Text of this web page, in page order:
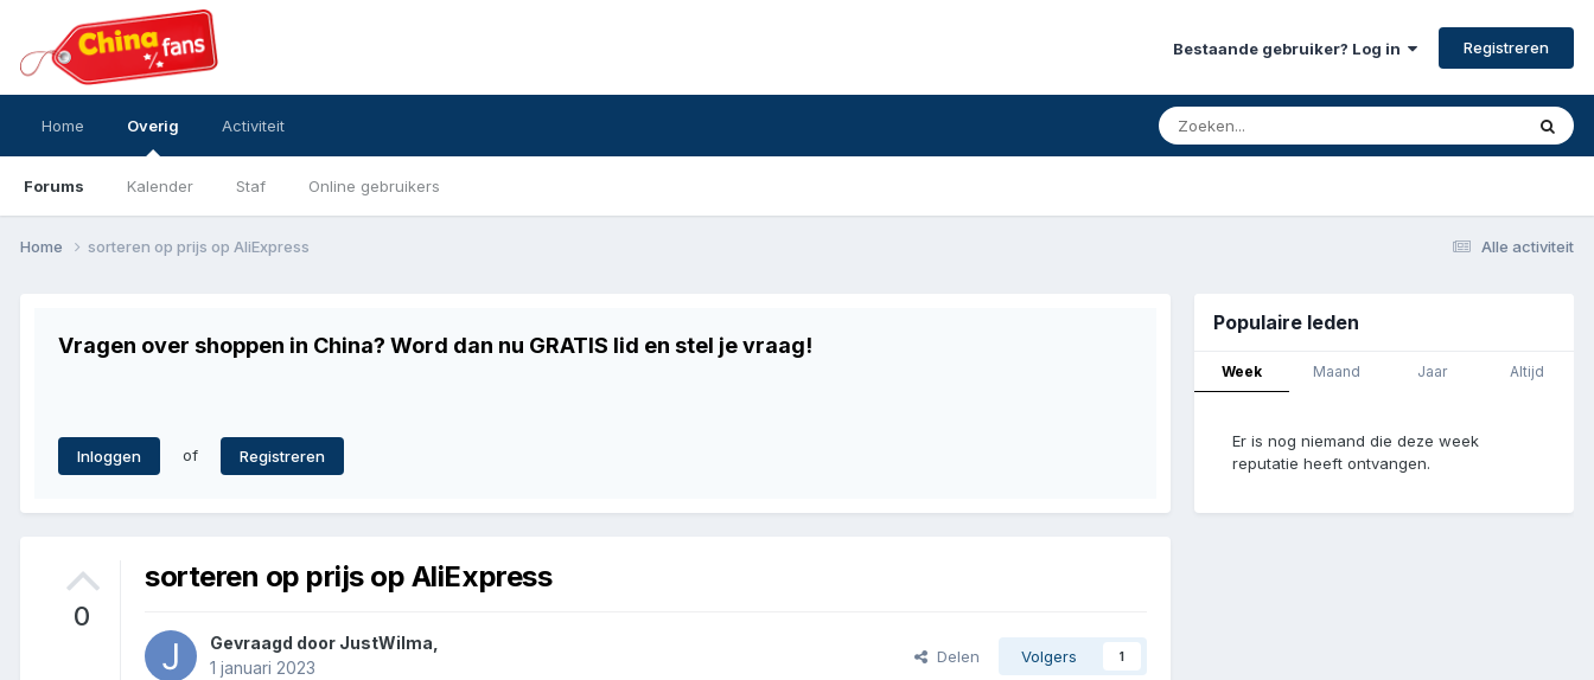
Bestaande gebruiker? Log in Registreren
Home Overig
Forums Kalender Staf Online gebruikers
Activiteit
Alle activiteit
Home sorteren op prijs op AliExpress
Vragen over shoppen in China? Word dan nu GRATIS lid en stel je vraag!
Inloggen of Registreren
0
sorteren op prijs op AliExpress
Gevraagd door JustWilma
1 januari 2023
Delen Volgers 1
Populaire leden
Week Maand Jaar Altijd
Er is nog niemand die deze week
reputatie heeft ontvangen.